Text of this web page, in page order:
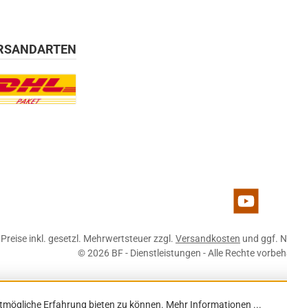
YouTube
inkl. gesetzl. Mehrwertsteuer zzgl. Versandkosten und ggf.
© 2026 BF - Dienstleistungen - Alle Rechte
Erfahrung bieten zu können. Mehr Informationen ...